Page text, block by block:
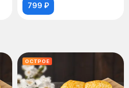
799 ₽
ОСТРОЕ